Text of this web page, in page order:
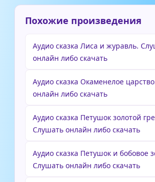
Похожие произведения
Аудио сказка Лиса и журавль.
онлайн либо скачать
Аудио сказка Окаменелое
онлайн либо скачать
Аудио сказка Петушок золотой
Слушать онлайн либо скачать
Аудио сказка Петушок и бобовое
Слушать онлайн либо скачать